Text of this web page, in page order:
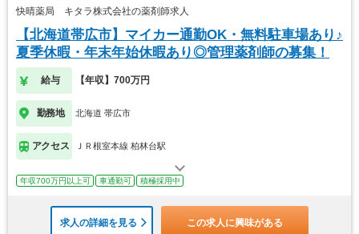
快晴薬局 キタラ株式会社の薬剤師求人
【北海道帯広市】マイカー通勤OK・無料駐車場あり♪
夏季休暇・年末年始休暇あり◎管理薬剤師の募集！
給与 【年収】700万円
勤務地 北海道 帯広市
アクセス ＪＲ根室本線 柏林台駅
年収700万円以上可 車通勤可 積極採用中
求人の詳細を見る この求人に興味がある